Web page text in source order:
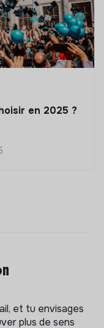
en 2025 ?
et tu envisages
plus de sens